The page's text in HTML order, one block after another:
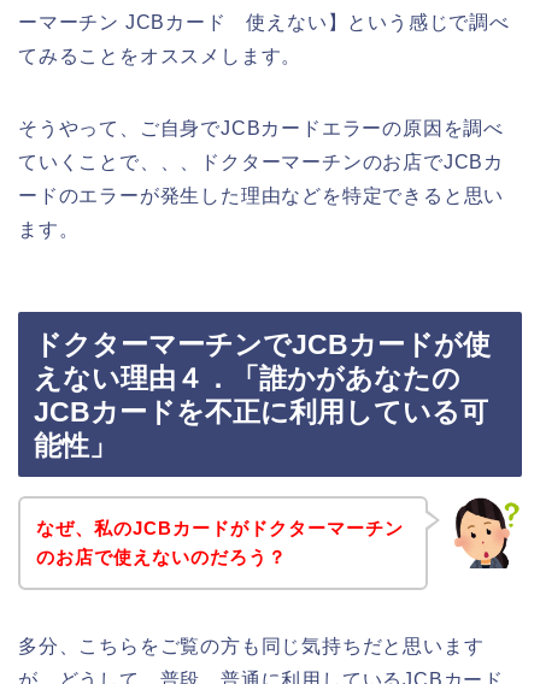
ーマーチン JCBカード 使えない】という感じで調べ
てみることをオススメします。
そうやって、ご自身でJCBカードエラーの原因を調べ
ていくことで、、、ドクターマーチンのお店でJCBカ
ードのエラーが発生した理由などを特定できると思い
ます。
ドクターマーチンでJCBカードが使
えない理由４．「誰かがあなたの
JCBカードを不正に利用している可
能性」
なぜ、私のJCBカードがドクターマーチン
のお店で使えないのだろう？
多分、こちらをご覧の方も同じ気持ちだと思います
が、どうして、普段、普通に利用しているJCBカード